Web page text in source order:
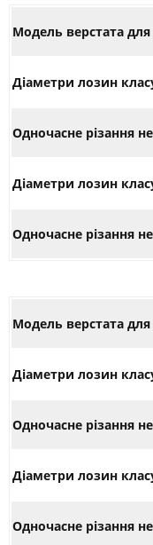
Модель верстата
Діаметри лозин
Одночасне різання
Діаметри лозин
Одночасне різання
Модель верстата
Діаметри лозин
Одночасне різання
Діаметри лозин
Одночасне різання